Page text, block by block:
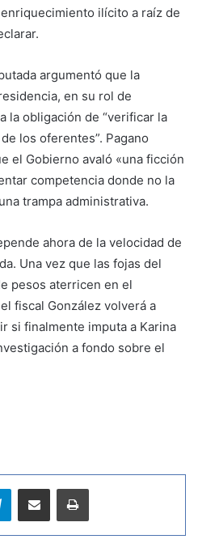
ilícito a raíz de
argumentó que la
en su rol de
la obligación de “verificar la
los oferentes”. Pagano
el Gobierno avaló «una ficción
competencia donde no la
trampa administrativa.
ahora de la velocidad de
Una vez que las fojas del
pesos aterricen en el
fiscal González volverá a
si finalmente imputa a Karina
a fondo sobre el
Telegram